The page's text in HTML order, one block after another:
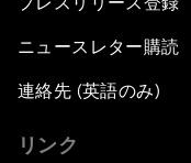
ニュースレター購読
連絡先 (英語のみ)
リンク